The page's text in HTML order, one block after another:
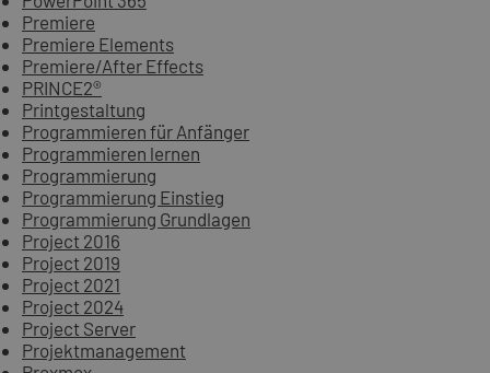
Premiere
Premiere Elements
Premiere/After Effects
PRINCE2®
Printgestaltung
Programmieren für Anfänger
Programmieren lernen
Programmierung
Programmierung Einstieg
Programmierung Grundlagen
Project 2016
Project 2019
Project 2021
Project 2024
Project Server
Projektmanagement